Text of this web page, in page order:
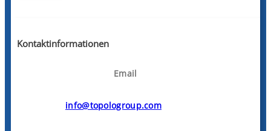
Kontaktinformationen
Email
info@topologroup.com